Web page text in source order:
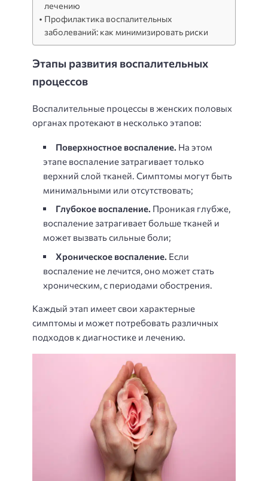
лечению
Профилактика воспалительных
заболеваний: как минимизировать риски
Этапы развития воспалительных
процессов
Воспалительные процессы в женских половых
органах протекают в несколько этапов:
Поверхностное воспаление. На этом
этапе воспаление затрагивает только
верхний слой тканей. Симптомы могут быть
минимальными или отсутствовать;
Глубокое воспаление. Проникая глубже,
воспаление затрагивает больше тканей и
может вызвать сильные боли;
Хроническое воспаление. Если
воспаление не лечится, оно может стать
хроническим, с периодами обострения.
Каждый этап имеет свои характерные
симптомы и может потребовать различных
подходов к диагностике и лечению.